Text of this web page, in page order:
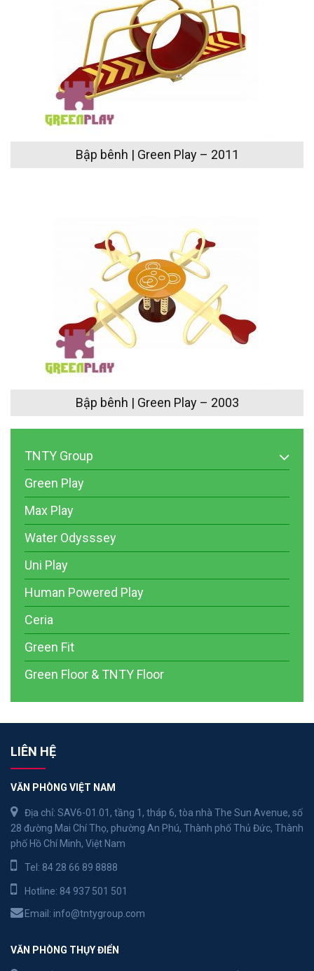
Bập bênh | Green Play – 2011
Bập bênh | Green Play – 2003
TNTY Group
Green Play
Max Play
Water Odysssey
Uni Play
Human Powered Play
Ceria
Green Fit
Green Floor & TNTY Floor
LIÊN HỆ
VĂN PHÒNG VIỆT NAM
Địa chỉ: SAV6-01.01, tầng 1, tháp 6, tòa nhà The Sun Avenue, số
28 đường Mai Chí Thọ, phường An Phú, Thành phố Thủ Đức, Thành
phố Hồ Chí Minh, Việt Nam
Tel: 84 28 66 89 8888
Hotline: 84 937 501 501
Email: info@tntygroup.com
VĂN PHÒNG THỤY ĐIỂN